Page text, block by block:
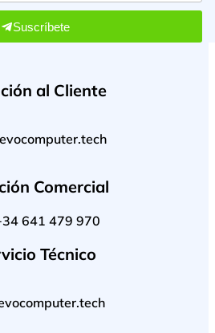
Suscríbete
al Cliente
Comercial
641 479 970
Técnico